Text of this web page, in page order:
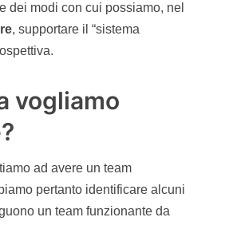
dei modi con cui possiamo, nel
, supportare il “sistema
vogliamo
ad avere un team
pertanto identificare alcuni
un team funzionante da